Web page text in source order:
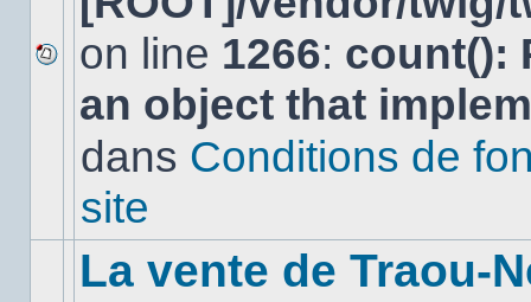
Aucun
nouveau
message
sujet.
on line 1266: count():
an object that
dans Conditions de
site
La vente de Traou-